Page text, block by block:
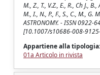
M., Z., T., V.Z., E., R., Ch J., B.,
M., I., N., P., F., S., C., M., G.
ASTRONOMY. - ISSN
[10.1007/s10686-008-
Appartiene alla tipologia:
01a Articolo in rivista